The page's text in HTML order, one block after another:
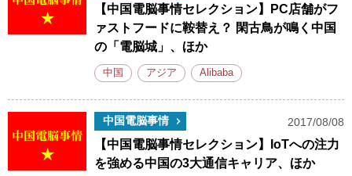
【中国電脳事情セレクション】PC店舗がフ
ァストフードに鞍替え？ 閑古鳥が鳴く中国
の「電脳城」、ほか
中国 アジア Alibaba
中国電脳事情 2017/08/08
【中国電脳事情セレクション】IoTへの注力
を強める中国の3大通信キャリア、ほか